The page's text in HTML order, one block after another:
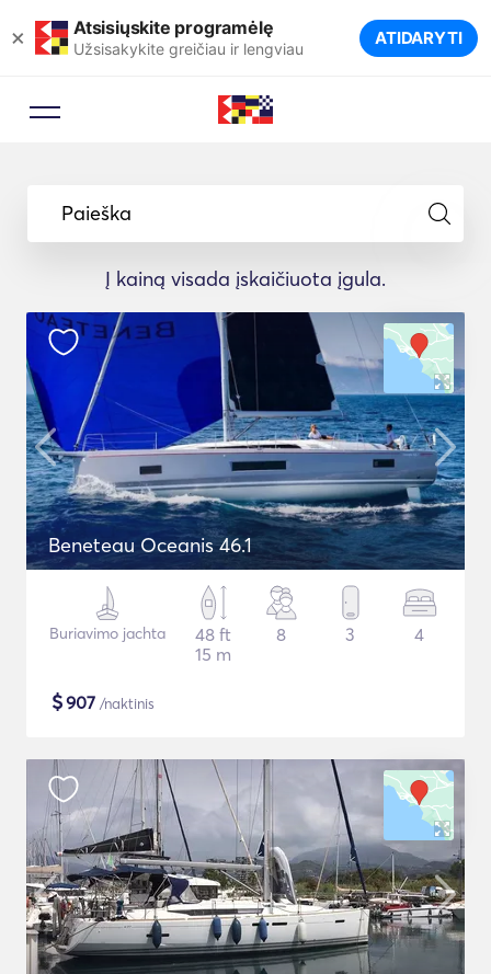
× Atsisiųskite programėlę
Užsisakykite greičiau ir lengviau ATIDARYTI
Paieška
Į kainą visada įskaičiuota įgula.
Beneteau Oceanis 46.1
Buriavimo jachta
48 ft
15 m
8 3 4
$907 /naktinis